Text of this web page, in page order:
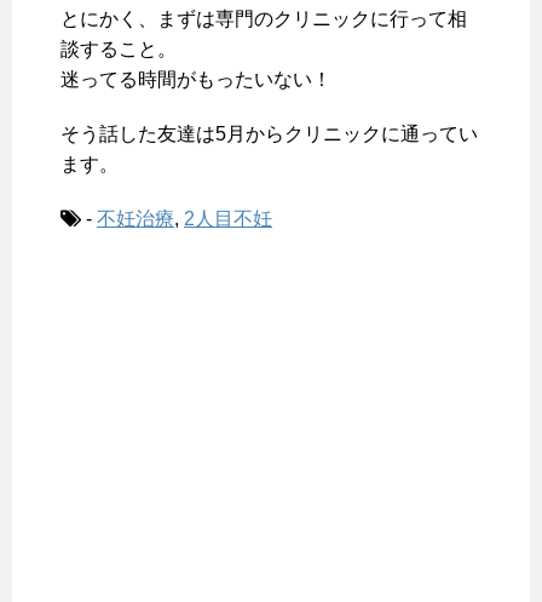
とにかく、まずは専門のクリニックに行って相
談すること。
迷ってる時間がもったいない！
そう話した友達は5月からクリニックに通ってい
ます。
- 不妊治療, 2人目不妊